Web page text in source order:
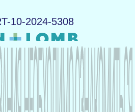
10-2024-5308
данных
сайтом